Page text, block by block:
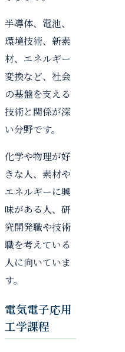
半導体、電池、
環境技術、新素
材、エネルギー
変換など、社会
の基盤を支える
技術と関係が深
い分野です。
化学や物理が好
きな人、素材や
エネルギーに興
味がある人、研
究開発職や技術
職を考えている
人に向いていま
す。
電気電子応用
工学課程